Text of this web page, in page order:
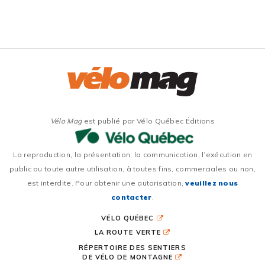
Vélo Magest publié par Vélo Québec Éditions
La reproduction, la présentation, la communication, l’exécution en
public ou toute autre utilisation, à toutes fins, commerciales ou non,
est interdite. Pour obtenir une autorisation,veuillez nous
contacter.
VÉLO QUÉBEC
LA ROUTE VERTE
RÉPERTOIRE DES SENTIERS
DE VÉLO DE MONTAGNE